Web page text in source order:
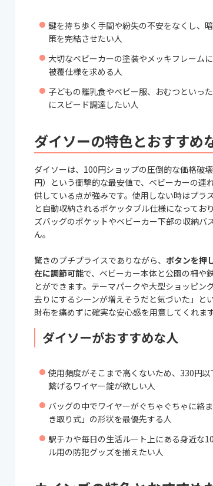
鍵を持ち歩く手間や紛失の不安をなくし、
策を完結させたい人
大切なベビーカーの塗装やメッキフレーム
被覆仕様を求める人
子どもの離乳食やベビー服、おむつといっ
にスピード調達したい人
ダイソーの特色とおすすめ
ダイソーは、100円ショップの圧倒的な価格破
円）という衝撃的な最安値で、ベビーカーの
供している点が強みです。使用しない時はプラ
と自動収納されるポケッタブル仕様になって
ズバッグのポケットやベビーカー下部の収納バ
ん。
驚きのプチプライスでありながら、 ボタンを押
在に調節可能で、ベビーカー本体と公園の柵や
とができます。テーマパークや大型ショッピン
去りにするシーンが増えそうだと気づいた」と
財布を痛めずに確実な安心感を用意してくれます
ダイソーがおすすめな人
使用頻度がそこまで高くないため、330円
繋げるワイヤー錠が欲しい人
バッグの中でワイヤーがぐちゃぐちゃに絡
き取り式」の形状を最優先する人
駅チカや毎日の生活ルート上にある身近な
ル用の防犯グッズを揃えたい人